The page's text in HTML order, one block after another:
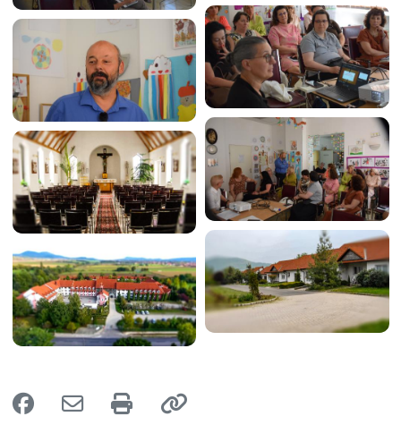
Image
Image
Image
Image
Image
Image